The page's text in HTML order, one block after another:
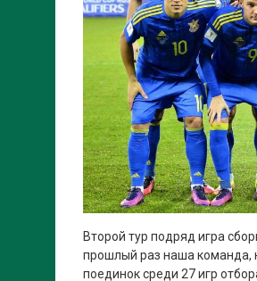
Второй тур подряд игра
прошлый раз наша команда,
поединок среди 27 игр